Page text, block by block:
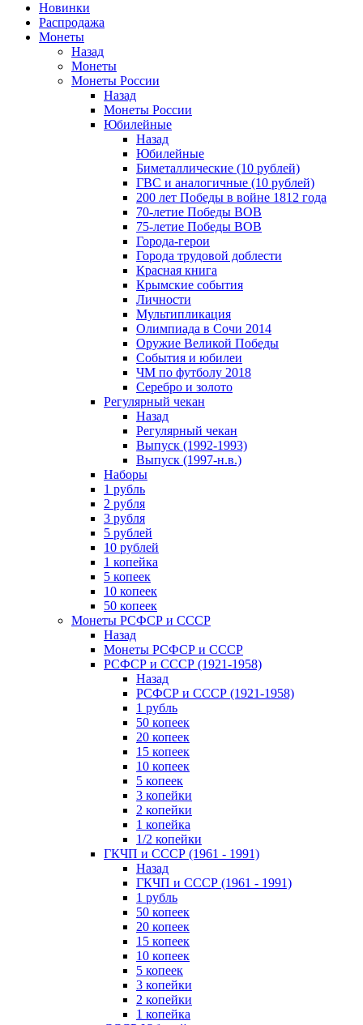
Новинки
Распродажа
Монеты
Назад
Монеты
Монеты России
Назад
Монеты России
Юбилейные
Назад
Юбилейные
Биметаллические (10 рублей)
ГВС и аналогичные (10 рублей)
200 лет Победы в войне 1812 года
70-летие Победы ВОВ
75-летие Победы ВОВ
Города-герои
Города трудовой доблести
Красная книга
Крымские события
Личности
Мультипликация
Олимпиада в Сочи 2014
Оружие Великой Победы
События и юбилеи
ЧМ по футболу 2018
Серебро и золото
Регулярный чекан
Назад
Регулярный чекан
Выпуск (1992-1993)
Выпуск (1997-н.в.)
Наборы
1 рубль
2 рубля
3 рубля
5 рублей
10 рублей
1 копейка
5 копеек
10 копеек
50 копеек
Монеты РСФСР и СССР
Назад
Монеты РСФСР и СССР
РСФСР и СССР (1921-1958)
Назад
РСФСР и СССР (1921-1958)
1 рубль
50 копеек
20 копеек
15 копеек
10 копеек
5 копеек
3 копейки
2 копейки
1 копейка
1/2 копейки
ГКЧП и СССР (1961 - 1991)
Назад
ГКЧП и СССР (1961 - 1991)
1 рубль
50 копеек
20 копеек
15 копеек
10 копеек
5 копеек
3 копейки
2 копейки
1 копейка